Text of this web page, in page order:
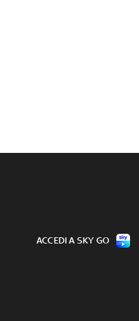
ACCEDI A SKY GO